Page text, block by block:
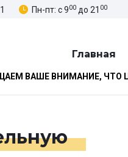
Пн-пт: с 900 до 21 00
Главная
ВАШЕ ВНИМАНИЕ, ЧТО